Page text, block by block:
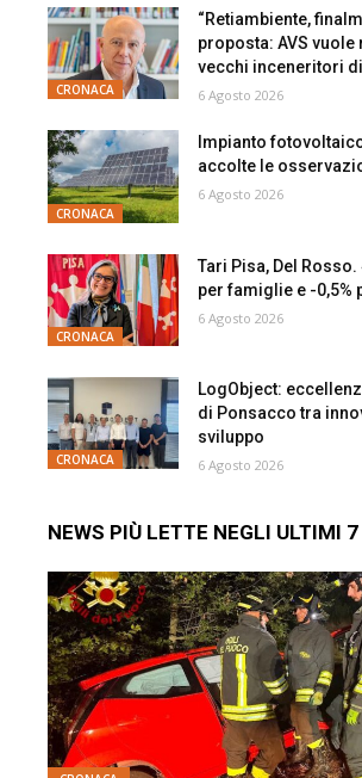
CRONACA
“Retiambiente,
proposta: AVS
vecchi inceneritori
6 Agosto 2026
CRONACA
Impianto
accolte le
6 Agosto 2026
CRONACA
Tari Pisa, Del Rosso.
per famiglie e -0,5%
6 Agosto 2026
CRONACA
LogObject:
di Ponsacco tra
sviluppo
6 Agosto 2026
NEWS PIÙ LETTE NEGLI ULTIMI 7